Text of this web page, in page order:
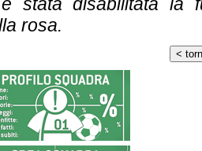
rosa.